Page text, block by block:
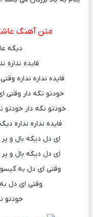
متن آهنگ
دیگه
فایده نداره
فایده نداره نداره
خودتو نگه دار
خودتو نگه دار
فایده نداره نداره
ای دل دیگه بال و
ای دل دیگه بال و
وقتی ای دل به
وقتی ای دل
خودتو